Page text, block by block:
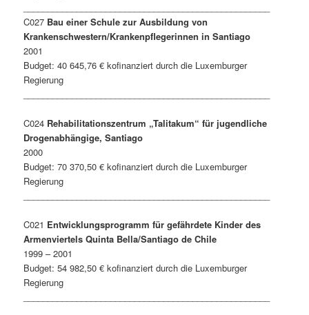
C027 Bau einer Schule zur Ausbildung von
Krankenschwestern/Krankenpflegerinnen in Santiago
2001
Budget: 40 645,76 € kofinanziert durch die Luxemburger
Regierung
C024 Rehabilitationszentrum „Talitakum“ für jugendliche
Drogenabhängige, Santiago
2000
Budget: 70 370,50 € kofinanziert durch die Luxemburger
Regierung
C021 Entwicklungsprogramm für gefährdete Kinder des
Armenviertels Quinta Bella/Santiago de Chile
1999 – 2001
Budget: 54 982,50 € kofinanziert durch die Luxemburger
Regierung